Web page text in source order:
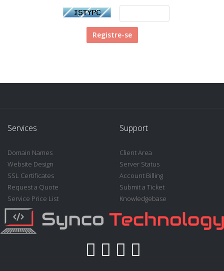
Services
Domain Names
Website Design
SSL Certificates
Request a Quote
Service Price List
Support
Client Area
Server Status
Account Billing
Submit a Ticket
Knowledgebase